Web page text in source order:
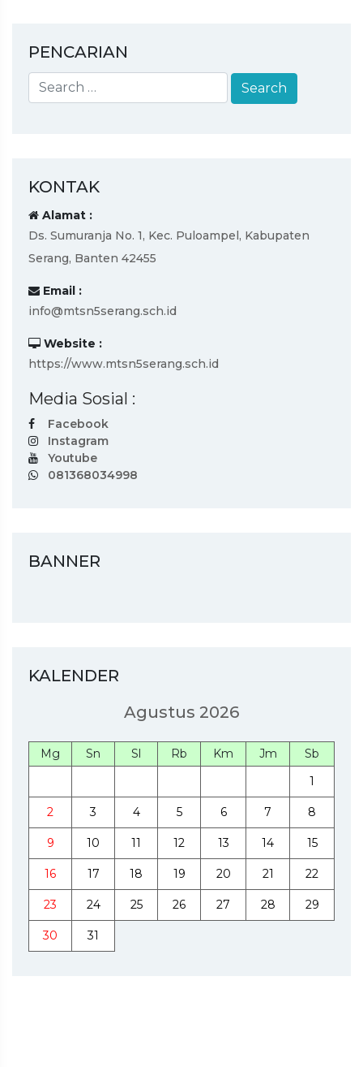
PENCARIAN
KONTAK
Alamat :
Ds. Sumuranja No. 1, Kec. Puloampel, Kabupaten
Serang, Banten 42455
Email :
info@mtsn5serang.sch.id
Website :
https://www.mtsn5serang.sch.id
Media Sosial :
Facebook
Instagram
Youtube
081368034998
BANNER
KALENDER
Agustus 2026
Mg Sn Sl Rb Km Jm
Sb
1
2 3 4 5 6 7 8
9 10 11 12 13 14 15
16 17 18 19 20 21 22
23 24 25 26 27 28 29
30 31